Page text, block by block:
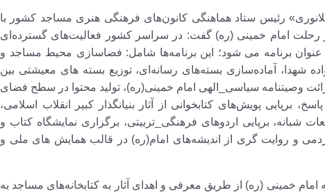
رئیس ستاد هماهنگی کانون‌های فرهنگی هنری مساجد کشور با
رحلت امام خمینی (ره) گفت: در سراسر کشور فعالیت‌های گسترده‌ای
تدارک دیده شده است که در مجموع بالغ بر ۲۳۷ عنوان برنامه می شود؛ این برنامه‌ها شامل: فضاسازی محیط مساجد و
شهدا، آماده‌سازی بسته‌های رسانه‌ای، توزیع بسته های معیشتی بین
وصیتنامه سیاسی_الهی امام خمینی(ره)، تولید محتوا در سطح فضای
پویش‌های کتابخوانی از آثار بنیانگذار کبیر انقلاب اسلامی،
شبانه، برپایی اردوهای فرهنگی_تربیتی، برگزاری نمایشگاه کتاب و
و روایت گری از اندیشه‌های امام(ره) در قالب همایش های ملی و
امام خمینی (ره) از طریق معرفی و اهدای آثار به کتابخانه‌های مساجد به